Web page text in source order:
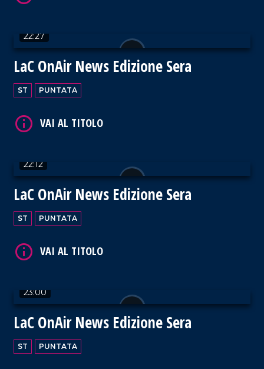
22:27
LaC OnAir News Edizione Sera
ST PUNTATA
22:12
LaC OnAir News Edizione Sera
ST PUNTATA
23:00
LaC OnAir News Edizione Sera
ST PUNTATA
VAI AL TITOLO
VAI AL TITOLO